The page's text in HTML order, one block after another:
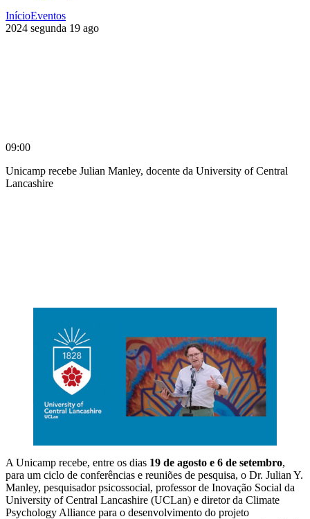
InícioEventos
2024 segunda 19 ago
09:00
Unicamp recebe Julian Manley, docente da University of Central
Lancashire
A Unicamp recebe, entre os dias 19 de agosto e 6 de setembro,
para um ciclo de conferências e reuniões de pesquisa, o Dr. Julian Y.
Manley, pesquisador psicossocial, professor de Inovação Social da
University of Central Lancashire (UCLan) e diretor da Climate
Psychology Alliance para o desenvolvimento do projeto